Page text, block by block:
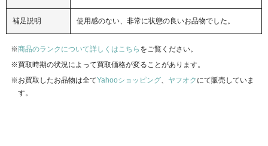
補足説明 使用感のない、非常に状態の良いお品物でした。
商品のランクについて詳しくはこちら をご覧ください。
買取時期の状況によって買取価格が変ることがあります。
お買取したお品物は全てYahooショッピング、 ヤフオク にて販売していま
す。